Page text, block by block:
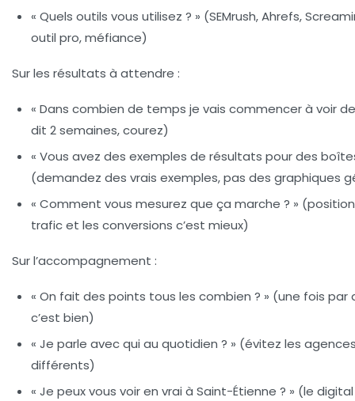
« Quels outils vous utilisez ? » (SEMrush, Ahrefs,
outil pro, méfiance)
Sur les résultats à attendre :
« Dans combien de temps je vais commencer à voir
dit 2 semaines, courez)
« Vous avez des exemples de résultats pour des
(demandez des vrais exemples, pas des graphiques
« Comment vous mesurez que ça marche ? »
trafic et les conversions c’est mieux)
Sur l’accompagnement :
« On fait des points tous les combien ? » (une fois par
c’est bien)
« Je parle avec qui au quotidien ? » (évitez les
différents)
« Je peux vous voir en vrai à Saint-Étienne ? » (le